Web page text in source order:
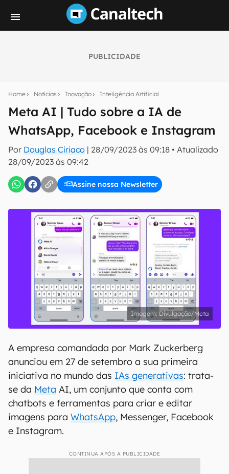
PUBLICIDADE
Home Notícias Inovação Inteligência Artificial
Meta AI | Tudo sobre a IA de
WhatsApp, Facebook e Instagram
Por Douglas Ciriaco | 28/09/2023 às 09:18 • Atualizado
28/09/2023 às 09:42
Assine nossa Newsletter
notícias e reviews sobre tecnologia em primeira
mão.
E-mail
Uso e Política de Privacidade do Canaltech.
Divulgação/Meta
A empresa comandada por Mark Zuckerberg
anunciou em 27 de setembro a sua primeira
iniciativa no mundo das IAs generativas: trata-
se da Meta AI, um conjunto que conta com
chatbots e ferramentas para criar e editar
imagens para WhatsApp, Messenger, Facebook
e Instagram.
CONTINUA APÓS A PUBLICIDADE